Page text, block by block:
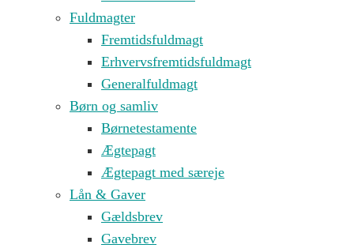
Fuldmagter
Fremtidsfuldmagt
Erhvervsfremtidsfuldmagt
Generalfuldmagt
Børn og samliv
Børnetestamente
Ægtepagt
Ægtepagt med særeje
Lån & Gaver
Gældsbrev
Gavebrev